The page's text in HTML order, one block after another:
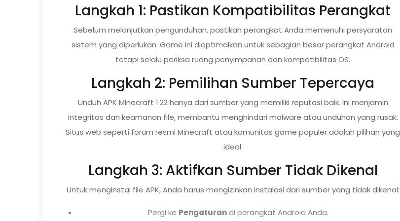
Langkah 1: Pastikan Kompatibilitas Perangkat
Sebelum melanjutkan pengunduhan, pastikan perangkat Anda memenuhi persyaratan
sistem yang diperlukan. Game ini dioptimalkan untuk sebagian besar perangkat Android
tetapi selalu periksa ruang penyimpanan dan kompatibilitas OS.
Langkah 2: Pemilihan Sumber Tepercaya
Unduh APK Minecraft 1.22 hanya dari sumber yang memiliki reputasi baik. Ini menjamin
integritas dan keamanan file, membantu menghindari malware atau unduhan yang rusak.
Situs web seperti forum resmi Minecraft atau komunitas game populer adalah pilihan yang
ideal.
Langkah 3: Aktifkan Sumber Tidak Dikenal
Untuk menginstal file APK, Anda harus mengizinkan instalasi dari sumber yang tidak dikenal:
Pergi ke Pengaturandi perangkat Android Anda.